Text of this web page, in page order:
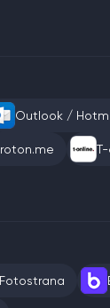
Outlook /
Fotostrana